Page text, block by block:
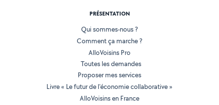
PRÉSENTATION
Qui sommes-nous ?
Comment ça marche ?
AlloVoisins Pro
Toutes les demandes
Proposer mes services
Livre « Le futur de l'économie collaborative »
AlloVoisins en France